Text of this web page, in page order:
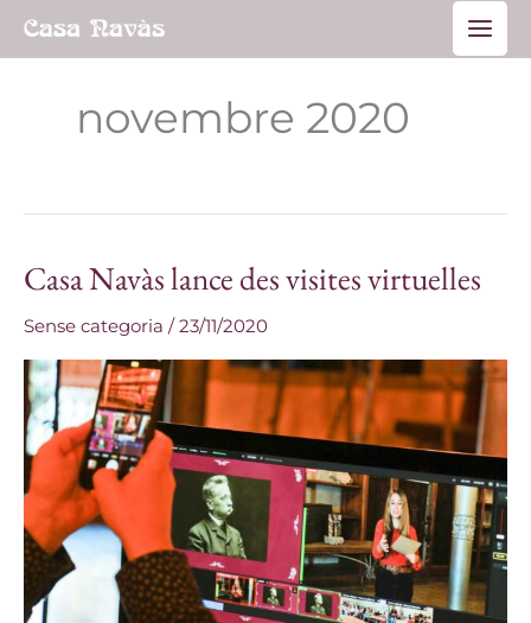
Aller
Main
novembre 2020
Casa Navàs lance des visites virtuelles
Sense categoria /23/11/2020
Casa
lance
des
visites
virtuelles